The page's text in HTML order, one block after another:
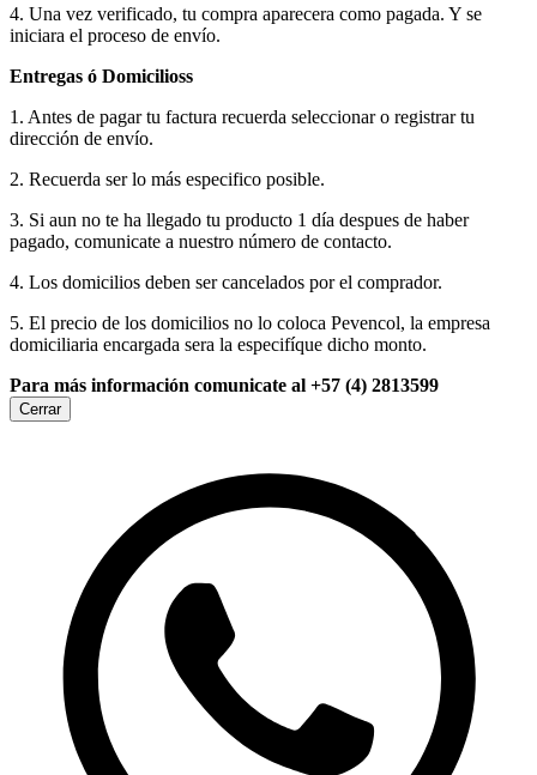
4. Una vez verificado, tu compra aparecera como pagada. Y se
iniciara el proceso de envío.
Entregas ó Domicilioss
1. Antes de pagar tu factura recuerda seleccionar o registrar tu
dirección de envío.
2. Recuerda ser lo más especifico posible.
3. Si aun no te ha llegado tu producto 1 día despues de haber
pagado, comunicate a nuestro número de contacto.
4. Los domicilios deben ser cancelados por el comprador.
5. El precio de los domicilios no lo coloca Pevencol, la empresa
domiciliaria encargada sera la especifíque dicho monto.
Para más información comunicate al +57 (4) 2813599
Cerrar